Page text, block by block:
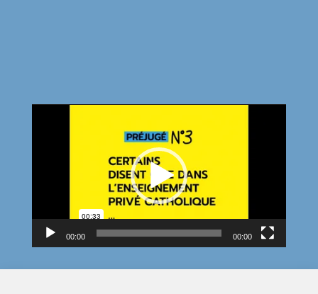
00:00 00:00